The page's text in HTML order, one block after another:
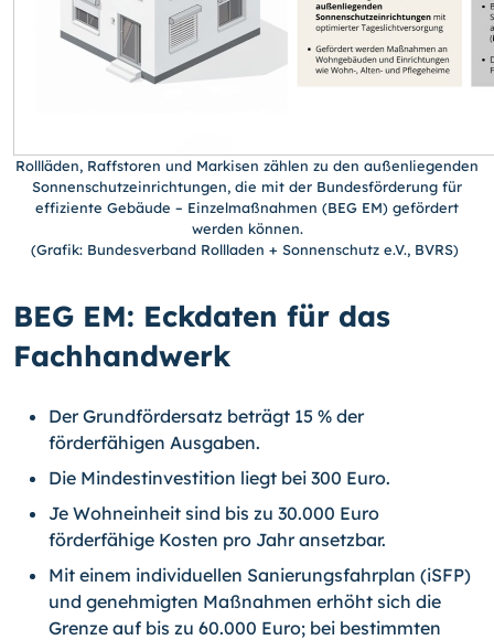
Rollläden, Raffstoren und Markisen zählen zu den außenliegenden
Sonnenschutzeinrichtungen, die mit der Bundesförderung für
effiziente Gebäude – Einzelmaßnahmen (BEG EM) gefördert
werden können.
(Grafik: Bundesverband Rollladen + Sonnenschutz e.V., BVRS)
BEG EM: Eckdaten für das
Fachhandwerk
Der Grundfördersatz beträgt 15 % der
förderfähigen Ausgaben.
Die Mindestinvestition liegt bei 300 Euro.
Je Wohneinheit sind bis zu 30.000 Euro
förderfähige Kosten pro Jahr ansetzbar.
Mit einem individuellen Sanierungsfahrplan (iSFP)
und genehmigten Maßnahmen erhöht sich die
Grenze auf bis zu 60.000 Euro; bei bestimmten